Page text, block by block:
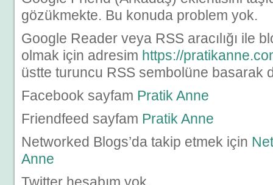
gözükmekte. Bu konuda problem yok.
Google Reader veya RSS aracılığı ile
olmak için adresim https://
üstte turuncu RSS sembolüne basarak
Facebook sayfam Pratik Anne
Friendfeed sayfam Pratik Anne
Networked Blogs’da takip etmek için
Anne